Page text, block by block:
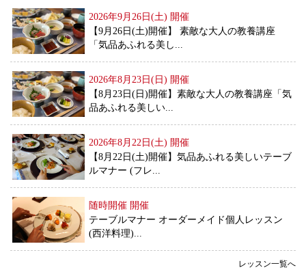
2026年9月26日(土) 開催
【9月26日(土)開催】 素敵な大人の教養講座
「気品あふれる美し...
2026年8月23日(日) 開催
【8月23日(日)開催】素敵な大人の教養講座「気
品あふれる美しい...
2026年8月22日(土) 開催
【8月22日(土)開催】気品あふれる美しいテーブ
ルマナー (フレ...
随時開催 開催
テーブルマナー オーダーメイド個人レッスン
(西洋料理)...
レッスン一覧へ